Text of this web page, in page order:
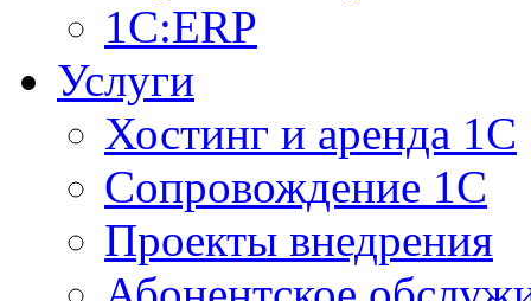
1C:ERP
Услуги
Хостинг и аренда 1С
Сопровождение 1С
Проекты внедрения